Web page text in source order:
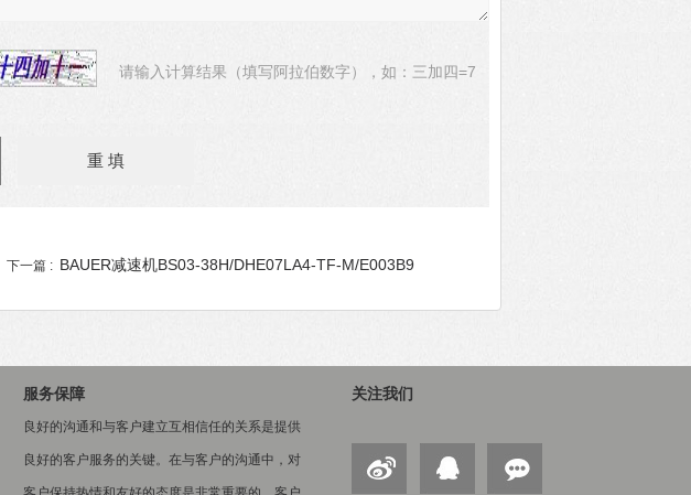
请输入计算结果（填写阿拉伯数字），如：三加四=7
下一篇 : BAUER减速机BS03-38H/DHE07LA4-TF-M/E003B9
服务保障
良好的沟通和与客户建立互相信任的关系是提供
良好的客户服务的关键。在与客户的沟通中，对
关注我们